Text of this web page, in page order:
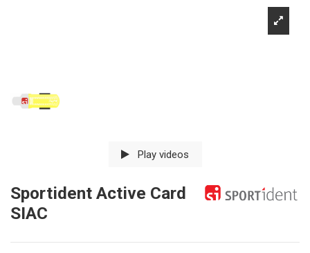
Play videos
Sportident Active Card
SIAC